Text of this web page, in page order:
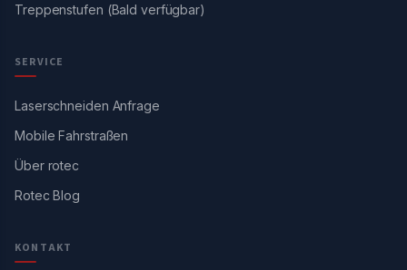
Treppenstufen (Bald verfügbar)
SERVICE
Laserschneiden Anfrage
Mobile Fahrstraßen
Über rotec
Rotec Blog
KONTAKT